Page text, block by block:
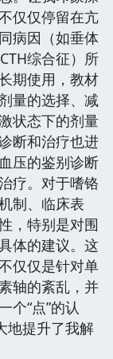
仅仅停留在亢
病因（如垂体
综合征）所
期使用，教材
量的选择、减
状态下的剂量
断和治疗也进
压的鉴别诊断
疗。对于嗜铬
制、临床表
，特别是对围
体的建议。这
仅仅是针对单
轴的紊乱，并
个“点”的认
地提升了我解